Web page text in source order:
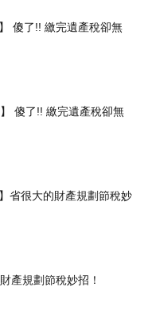
傻了!! 繳完遺產稅卻無
傻了!! 繳完遺產稅卻無
省很大的財產規劃節稅妙
產規劃節稅妙招！